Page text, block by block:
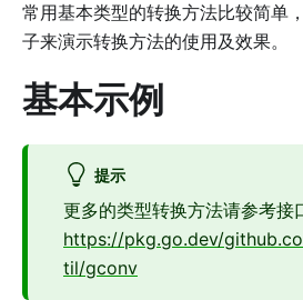
常用基本类型的转换方法比较简单
子来演示转换方法的使用及效果。
基本示例
提示
更多的类型转换方法请参考接
https://pkg.go.dev/
til/gconv